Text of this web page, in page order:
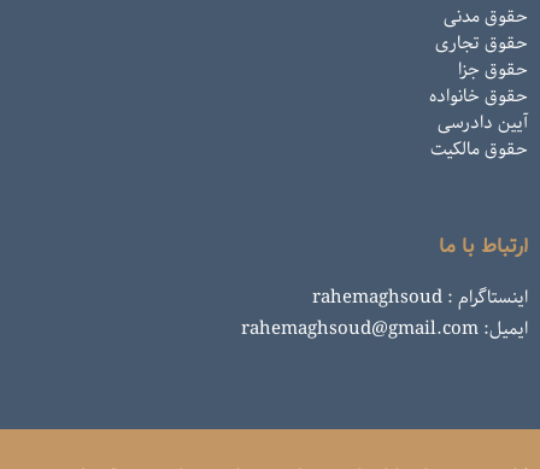
حقوق مدنی
حقوق تجاری
حقوق جزا
حقوق خانواده
آیین دادرسی
حقوق مالکیت
ارتباط با ما
اینستاگرام : rahemaghsoud
ایمیل: rahemaghsoud@gmail.com